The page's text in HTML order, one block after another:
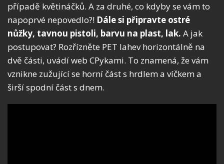
případě květináčků. A za druhé, co kdyby se vám to
napoprvé nepovedlo?! Dále si připravte ostré
nůžky, tavnou pistoli, barvu na plast, lak. A jak
postupovat? Rozřízněte PET lahev horizontálně na
dvě části, uvádí web CPykami. To znamená, že vám
vznikne zužující se horní část s hrdlem a víčkem a
širší spodní část s dnem.